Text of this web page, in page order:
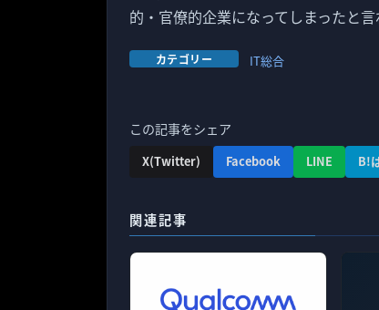
的・官僚的企業になってしまったと言
カテゴリー IT総合
この記事をシェア
X(Twitter) Facebook LINE B!
関連記事